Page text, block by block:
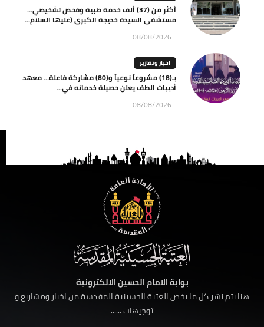
أكثر من (37) ألف خدمة طبية وفحص تشخيصي…
مستشفى السيدة خديجة الكبرى (عليها السلام...
08/08/2026
اخبار وتقارير
بـ(18) مشروعاً نوعياً و(80) مشاركة فاعلة… معهد
أديبات الطف يعلن حصيلة خدماته في...
08/08/2026
بوابة الامام الحسين الالكترونية
هنا يتم نشر كل ما يخص العتبة الحسينية المقدسة من اخبار ومشاريع و
توجيهات ......